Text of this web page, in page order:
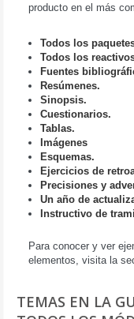
producto en el más
Todos los
Todos los
Fuentes
Resúmenes.
Sinopsis.
Cuestionarios.
Tablas.
Imágenes
Esquemas.
Ejercicios de
Precisiones y
Un año de
Instructivo de
Para conocer y ver
elementos, visita la
TEMAS EN LA